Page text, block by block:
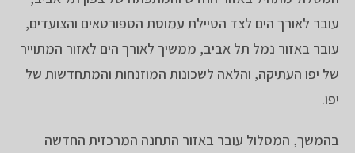
עובר לאורך הים לצד הטיילת עמוסת הספורטאים והצועדים,
עובר באזור נמל תל אביב, ממשיך לאורך הים לאזור המתוייר
של יפו העתיקה, והלאה לשכונות המוזנחות והמתחדשות של
יפו.
בהמשך, המסלול עובר באזור התחנה המרכזית החדשה